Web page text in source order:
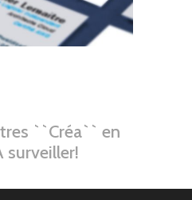
``Créa`` en
surveiller!